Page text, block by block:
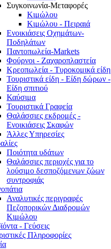
Συγκοινωνία-Μεταφορές
Κιμώλου
Κιμώλου - Πειραιά
Ενοικιάσεις Οχημάτων-
Ποδηλάτων
Παντοπωλεία-Markets
Φούρνοι - Ζαχαροπλαστεία
Κρεοπωλεία - Τυροκομικά είδη
Τουριστικά είδη - Είδη δώρων -
Είδη σπιτιού
Καύσιμα
Τουριστικά Γραφεία
Θαλάσσιες εκδρομές -
Ενοικιάσεις Σκαφών
Άλλες Υπηρεσίες
Ποιότητα υδάτων
Θαλάσσιες περιοχές για το
λούσιμο δεσποζόμενων ζώων
συντροφιάς
Αναλυτικές περιγραφές
Πεζοπορικών Διαδρομών
Κιμώλου
- Γεύσεις
Πληροφορίες